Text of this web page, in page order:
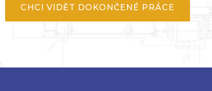
CHCI VIDĚT DOKONČENÉ PRÁCE